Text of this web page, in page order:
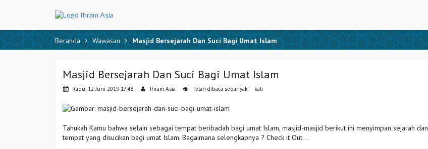
Beranda Wawasan Masjid Bersejarah Dan Suci Bagi Umat Islam
Masjid Bersejarah Dan Suci Bagi Umat Islam
Rabu, 12 Juni 2019 17.48 Ihram Asia Telah dibaca sebanyak kali
Tahukah Kamu bahwa selain sebagai tempat beribadah bagi umat Islam, masjid-masjid berikut ini menyimpan sejarah dan
tempat yang disucikan bagi umat Islam. Bagaimana selengkapnya ? Check it Out...